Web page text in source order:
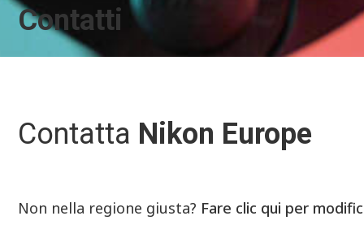
Contatti
Contatta Nikon Europe
Non nella regione giusta? Fare clic qui per